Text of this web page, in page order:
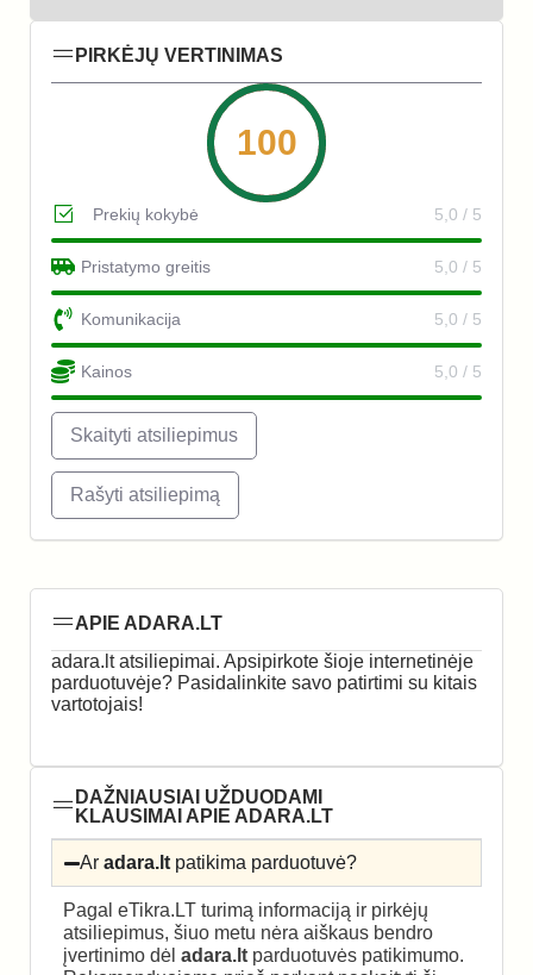
PIRKĖJŲ VERTINIMAS
100
Prekių kokybė 5,0 / 5
Pristatymo greitis 5,0 / 5
Komunikacija 5,0 / 5
Kainos 5,0 / 5
Skaityti atsiliepimus
Rašyti atsiliepimą
APIE ADARA.LT
adara.lt atsiliepimai. Apsipirkote šioje internetinėje
parduotuvėje? Pasidalinkite savo patirtimi su kitais
vartotojais!
DAŽNIAUSIAI UŽDUODAMI
KLAUSIMAI APIE ADARA.LT
Aradara.lt patikima parduotuvė?
Pagal eTikra.LT turimą informaciją ir pirkėjų
atsiliepimus, šiuo metu nėra aiškaus bendro
įvertinimo dėl adara.lt parduotuvės patikimumo.